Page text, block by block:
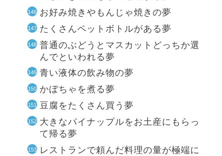
お好み焼きやもんじゃ焼きの夢
たくさんペットボトルがある夢
普通のぶどうとマスカットどっちか選
んでといわれる夢
青い液体の飲み物の夢
かぼちゃを煮る夢
豆腐をたくさん買う夢
大きなパイナップルをお土産にもらっ
て帰る夢
レストランで頼んだ料理の量が極端に